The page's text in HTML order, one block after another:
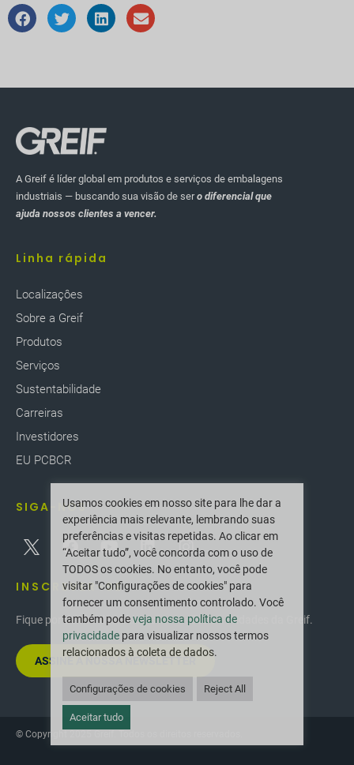
A Greif é líder global em produtos e serviços de embalagens
industriais — buscando sua visão de sero diferencial que
ajuda nossos clientes a vencer.
Linha rápida
Localizaçôes
Sobre a Greif
Produtos
Serviços
Sustentabilidade
Carreiras
Investidores
EU PCBCR
SIGA-NOS
INSCREVER-SE
Fique por dentro das últimas inovações e novidades da Greif.
ASSINE A NOSSA NEWSLETTER
© Copyright 2025 Greif. Todos os direitos reservados.
Usamos cookies em nosso site para lhe dar a
experiência mais relevante, lembrando suas
preferências e visitas repetidas. Ao clicar em
“Aceitar tudo”, você concorda com o uso de
TODOS os cookies. No entanto, você pode
visitar "Configurações de cookies" para
fornecer um consentimento controlado. Você
também podeveja nossa política de
privacidade para visualizar nossos termos
relacionados à coleta de dados.
Configurações de cookies Reject All
Aceitar tudo